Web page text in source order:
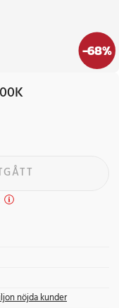
-68%
nöjda kunder